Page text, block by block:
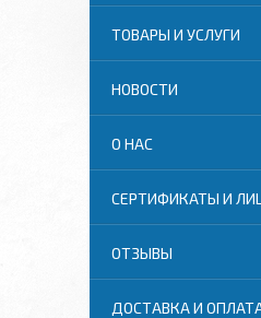
ТОВАРЫ И УСЛУГИ
НОВОСТИ
О НАС
СЕРТИФИКАТЫ И
ОТЗЫВЫ
ДОСТАВКА И